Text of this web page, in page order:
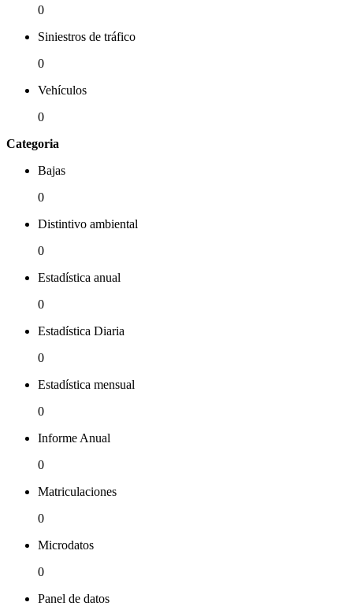
0
Siniestros de tráfico
0
Vehículos
0
Categoria
Bajas
0
Distintivo ambiental
0
Estadística anual
0
Estadística Diaria
0
Estadística mensual
0
Informe Anual
0
Matriculaciones
0
Microdatos
0
Panel de datos